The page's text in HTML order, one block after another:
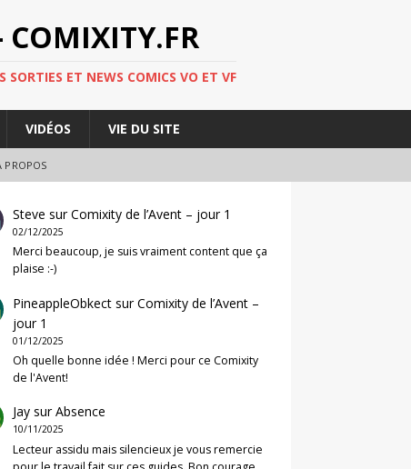
COMIXITY.FR
SORTIES ET NEWS COMICS VO ET VF
VIDÉOS VIE DU SITE
PROPOS
Steve surComixity de l’Avent – jour 1
02/12/2025
Merci beaucoup, je suis vraiment content que ça
plaise :-)
PineappleObkect surComixity de l’Avent –
jour 1
01/12/2025
Oh quelle bonne idée ! Merci pour ce Comixity
de l'Avent!
Jay surAbsence
10/11/2025
Lecteur assidu mais silencieux je vous remercie